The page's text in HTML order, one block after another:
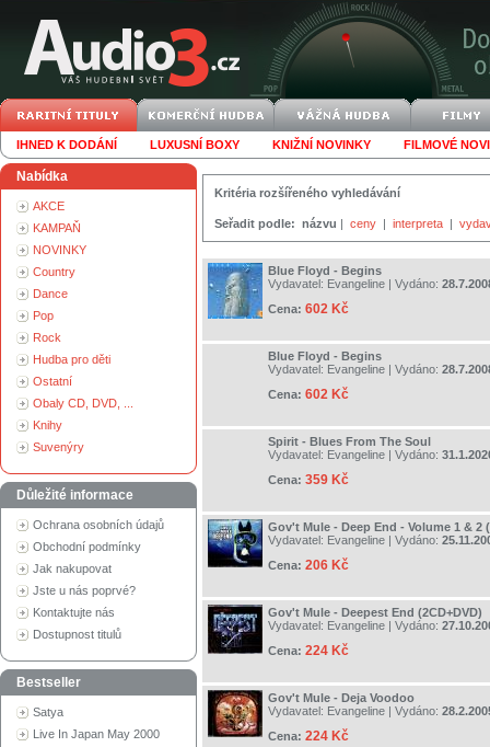
IHNED K DODÁNÍ LUXUSNÍ BOXY KNIŽNÍ NOVINKY FILMOVÉ
Nabídka
AKCE
KAMPAŇ
NOVINKY
Country
Dance
Pop
Rock
Hudba pro děti
Ostatní
Obaly CD, DVD, ...
Knihy
Suvenýry
Důležité informace
Ochrana osobních údajů
Obchodní podmínky
Jak nakupovat
Jste u nás poprvé?
Kontaktujte nás
Dostupnost titulů
Bestseller
Satya
Live In Japan May 2000
Kritéria rozšířeného vyhledávání
Seřadit podle: názvu | ceny | interpreta |
Blue Floyd - Begins
Vydavatel: Evangeline | Vydáno:
Cena: 602 Kč
Blue Floyd - Begins
Vydavatel: Evangeline | Vydáno:
Cena: 602 Kč
Spirit - Blues From The Soul
Vydavatel: Evangeline | Vydáno:
Cena: 359 Kč
Gov't Mule - Deep End - Volume 1 & 2
Vydavatel: Evangeline | Vydáno:
Cena: 206 Kč
Gov't Mule - Deepest End (2CD+DVD)
Vydavatel: Evangeline | Vydáno:
Cena: 224 Kč
Gov't Mule - Deja Voodoo
Vydavatel: Evangeline | Vydáno:
Cena: 224 Kč